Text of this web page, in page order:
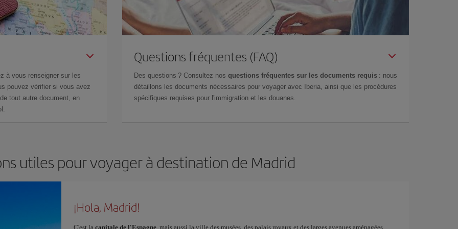
à vous renseigner sur les
pouvez vérifier si vous avez
tout autre document, en
Questions fréquentes (FAQ)
Des questions ? Consultez nos questions fréquentes sur les documents requis : nous
détaillons les documents nécessaires pour voyager avec Iberia, ainsi que les procédures
spécifiques requises pour l'immigration et les douanes.
utiles pour voyager à destination de Madrid
¡Hola, Madrid!
C'est la capitale de l'Espagne, mais aussi la ville des musées, des palais royaux et des larges avenues aménagées